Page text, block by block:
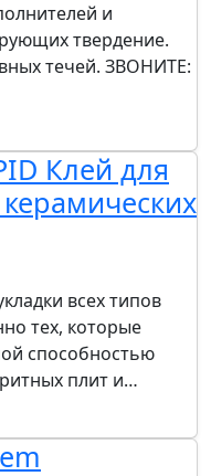
и
твердение.
течей. ЗВОНИТЕ:
Клей для
всех типов
тех, которые
способностью
плит и…